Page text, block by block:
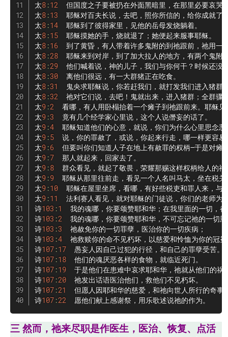
太8 :12
但国度之子要被扔在外面黑暗里，在那里必要哀哭
太8 :13
耶稣对百夫长说，去吧，照你所信的，给你成就了
太8 :14
  耶稣到了彼得家里，见他的岳母发烧躺着。
太8 :15
  耶稣摸她的手，烧就退了；她便起来服事耶稣。
太8 :16
到了黄昏，有人带着许多鬼附的到祂跟前，祂用一
太8 :28
耶稣来到对岸，到了加大拉人的地方，有两个鬼附
太8 :29
他们喊着说，神的儿子，我们与你何干？时候还没
太8 :30
  离他们很远，有一大群猪正在吃食。
太8 :31
鬼央求耶稣说，你若赶我们，就打发我们进入猪群
太8 :32
祂对它们说，去吧！鬼就出来，进入猪群；全群骤
太9 :2
看哪，有人用卧榻抬着一个瘫子到祂跟前来。耶稣
太9 :3
  竟有几个经学家心里说，这个人说僭妄的话了。
太9 :4
耶稣知道他们的心意，就说，你们为什么心里思念恶
太9 :5
说，你的罪赦了，或说，你起来行走，哪一样更容易
太9 :6
但要叫你们知道人子在地上有赦罪的权柄—于是对瘫
太9 :7
  那人就起来，回家去了。
太9 :8
群众看见，就起了敬畏，荣耀那赐这样权柄给人的神
太9 :9
耶稣从那里往前走，看见一个人名叫马太，坐在税
太9 :10
耶稣在屋里坐席，看哪，有好些税吏和罪人来，与
太9 :11
法利赛人看见，就对耶稣的门徒说，你们的老师为
诗103 :1
我的魂哪，你要颂赞耶和华；在我里面的一切，
诗103 :2
我的魂哪，你要颂赞耶和华，不可忘记祂的一切
诗103 :3
  祂赦免你的一切罪孽，医治你的一切疾病；
诗103 :4
祂救赎你的命不见朽坏，以慈爱和怜恤为你的冠
诗107 :17
  愚妄人因自己过犯的行径，和自己的罪孽受苦。
诗107 :18
  他们的魂厌恶各样的食物，就临近死门。
诗107 :19
于是他们在患难中哀求耶和华，祂就从他们的祸
诗107 :20
  祂发出话语医治他们，救他们不见朽坏。
诗107 :21
但愿人因耶和华的慈爱，和祂向世人所行的奇事
诗107 :22
  愿他们献上感谢祭，用乐歌述说祂的作为。
三 然而，祂来尽职是作医生，医治、恢复、点活